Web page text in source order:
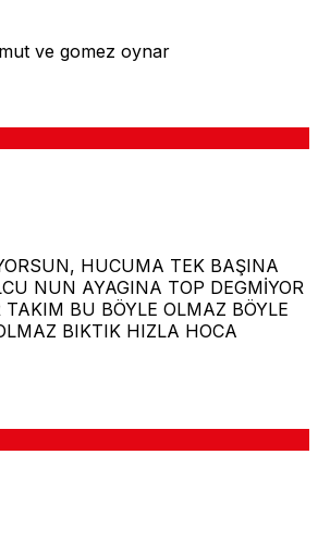
ve gomez oynar
HUCUMA TEK BAŞINA
NUN AYAGINA TOP DEGMİYOR
BU BÖYLE OLMAZ BÖYLE
BIKTIK HIZLA HOCA